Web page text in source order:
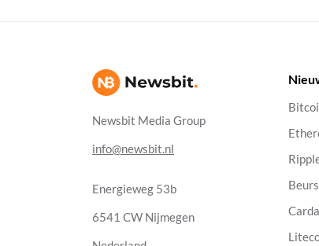
Newsbit Media Group
info@newsbit.nl
Energieweg 53b
6541 CW Nijmegen